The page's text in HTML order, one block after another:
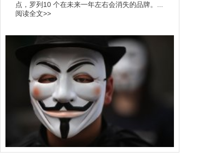
点，罗列10 个在未来一年左右会消失的品牌。...
阅读全文>>